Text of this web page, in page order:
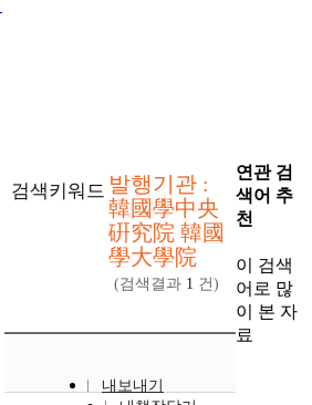
검색키워드 발행기관 :
韓國學中央
硏究院 韓國
學大學院
(검색결과 1 건)
내보내기
연관 검
색어 추
천
이 검색
어로 많
이 본 자
료